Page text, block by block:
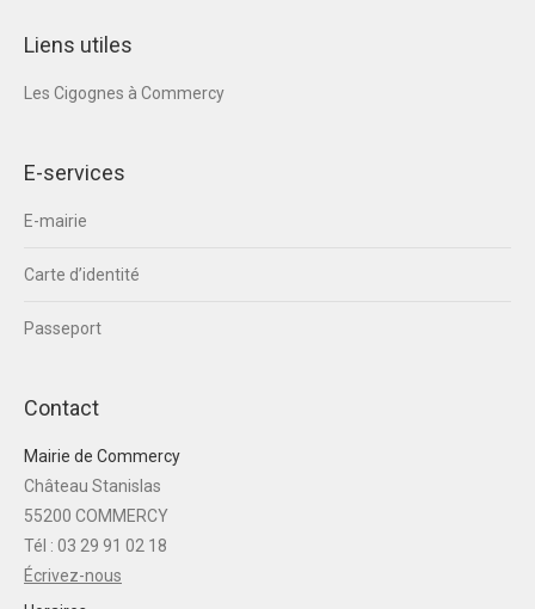
Liens utiles
Les Cigognes à Commercy
E-services
E-mairie
Carte d’identité
Passeport
Contact
Mairie de Commercy
Château Stanislas
55200 COMMERCY
Tél : 03 29 91 02 18
Écrivez-nous